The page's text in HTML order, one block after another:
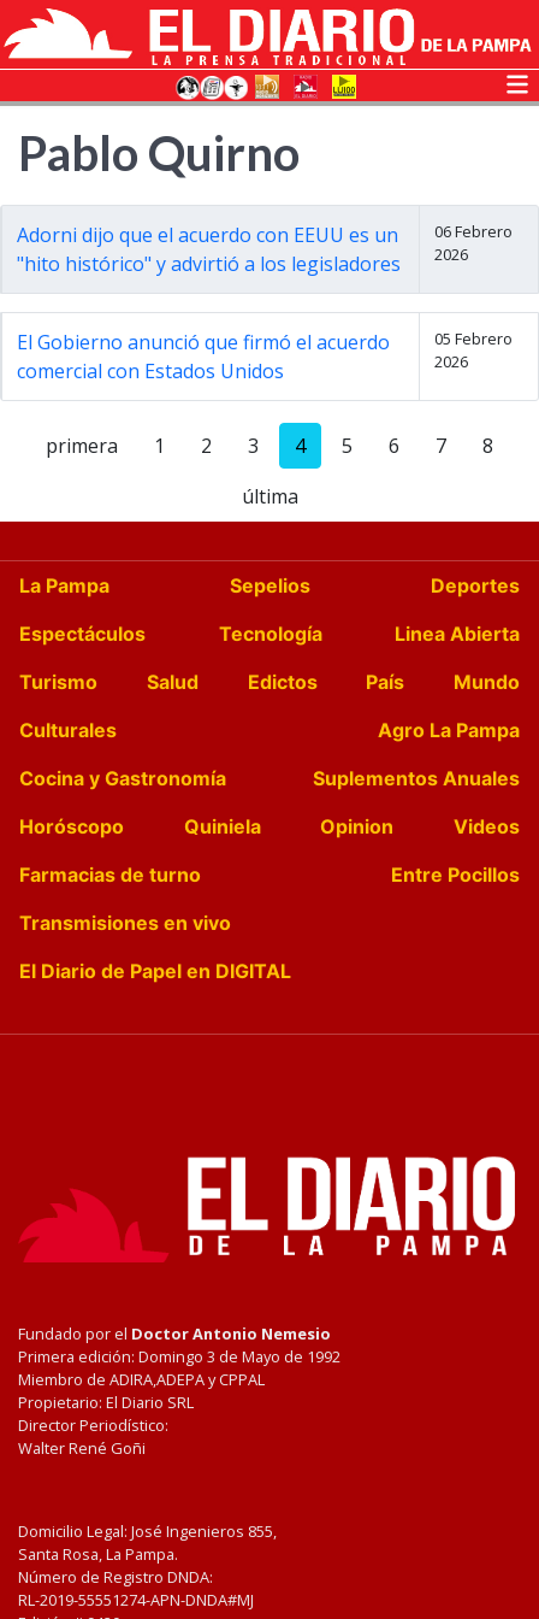
Pablo Quirno
Adorni dijo que el acuerdo con EEUU es un
"hito histórico" y advirtió a los legisladores
06 Febrero
2026
El Gobierno anunció que firmó el acuerdo
comercial con Estados Unidos
05 Febrero
2026
primera 1 2 3 4 5 6 7
8
última
La Pampa Sepelios
Deportes
Espectáculos
Tecnología
Linea Abierta
Turismo
Salud Edictos País
Mundo
Culturales
Agro La Pampa
Cocina y Gastronomía
Suplementos Anuales
Horóscopo
Quiniela Opinion
Videos
Farmacias de turno
Entre Pocillos
Transmisiones en vivo
El Diario de Papel en DIGITAL
Fundado por el Doctor Antonio Nemesio
Primera edición: Domingo 3 de Mayo de 1992
Miembro de ADIRA,ADEPA y CPPAL
Propietario: El Diario SRL
Director Periodístico:
Walter René Goñi
Domicilio Legal: José Ingenieros 855,
Santa Rosa, La Pampa.
Número de Registro DNDA:
RL-2019-55551274-APN-DNDA#MJ